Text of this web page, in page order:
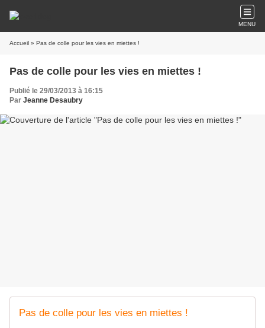
MENU
Accueil » Pas de colle pour les vies en miettes !
Pas de colle pour les vies en miettes !
Publié le 29/03/2013 à 16:15
Par Jeanne Desaubry
Pas de colle pour les vies en miettes !